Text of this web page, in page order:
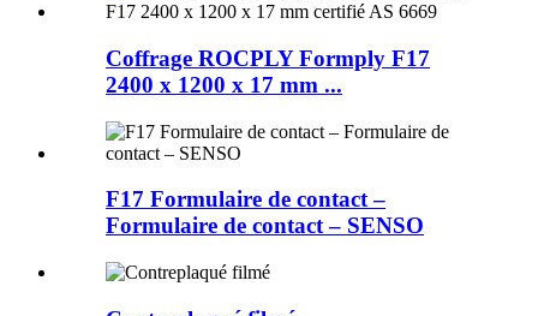
Coffrage ROCPLY Formply F17
2400 x 1200 x 17 mm ...
F17 Formulaire de contact –
Formulaire de contact – SENSO